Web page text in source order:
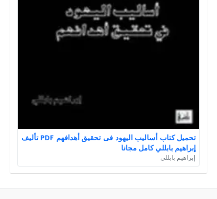
تحميل كتاب أساليب اليهود فى تحقيق أهدافهم PDF تأليف
إبراهيم بابللي كامل مجانا
إبراهيم بابللي